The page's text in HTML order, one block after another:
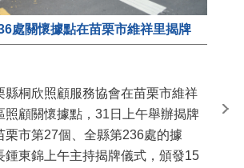
處關懷據點在苗栗市維祥里揭牌
縣桐欣照顧服務協會在苗栗市維祥
照顧關懷據點，31日上午舉辦揭牌
栗市第27個、全縣第236處的據
鍾東錦上午主持揭牌儀式，頒發15
苗